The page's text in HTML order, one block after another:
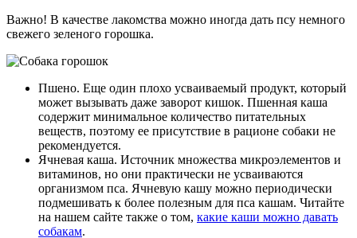
Важно! В качестве лакомства можно иногда дать псу немного
свежего зеленого горошка.
Пшено. Еще один плохо усваиваемый продукт, который
может вызывать даже заворот кишок. Пшенная каша
содержит минимальное количество питательных
веществ, поэтому ее присутствие в рационе собаки не
рекомендуется.
Ячневая каша. Источник множества микроэлементов и
витаминов, но они практически не усваиваются
организмом пса. Ячневую кашу можно периодически
подмешивать к более полезным для пса кашам. Читайте
на нашем сайте также о том, какие каши можно давать
собакам.